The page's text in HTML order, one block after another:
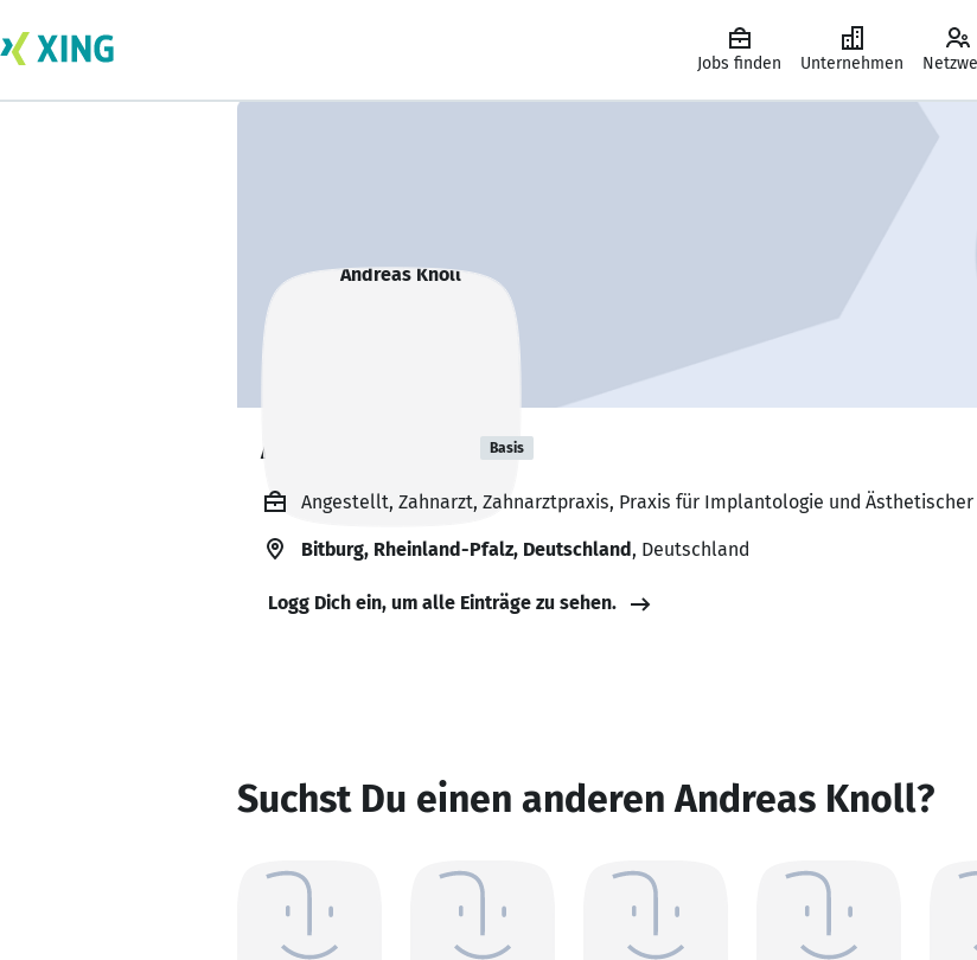
Jobs finden Unternehmen
Andreas Knoll Basis
Angestellt, Zahnarzt, Zahnarztpraxis, Praxis für Implantologie und
Bitburg, Rheinland-Pfalz, Deutschland, Deutschland
Logg Dich ein, um alle Einträge zu sehen.
Suchst Du einen anderen Andreas Knoll?